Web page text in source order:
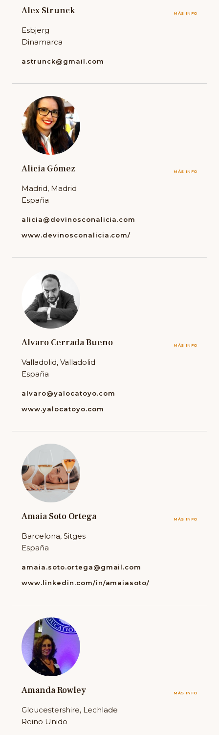
Alex Strunck MÁS INFO
Esbjerg
Dinamarca
astrunck@gmail.com
Alicia Gómez MÁS INFO
Madrid, Madrid
España
alicia@devinosconalicia.com
www.devinosconalicia.com/
Alvaro Cerrada Bueno MÁS INFO
Valladolid, Valladolid
España
alvaro@yalocatoyo.com
www.yalocatoyo.com
Amaia Soto Ortega MÁS INFO
Barcelona, Sitges
España
amaia.soto.ortega@gmail.com
www.linkedin.com/in/amaiasoto/
Amanda Rowley MÁS INFO
Gloucestershire, Lechlade
Reino Unido